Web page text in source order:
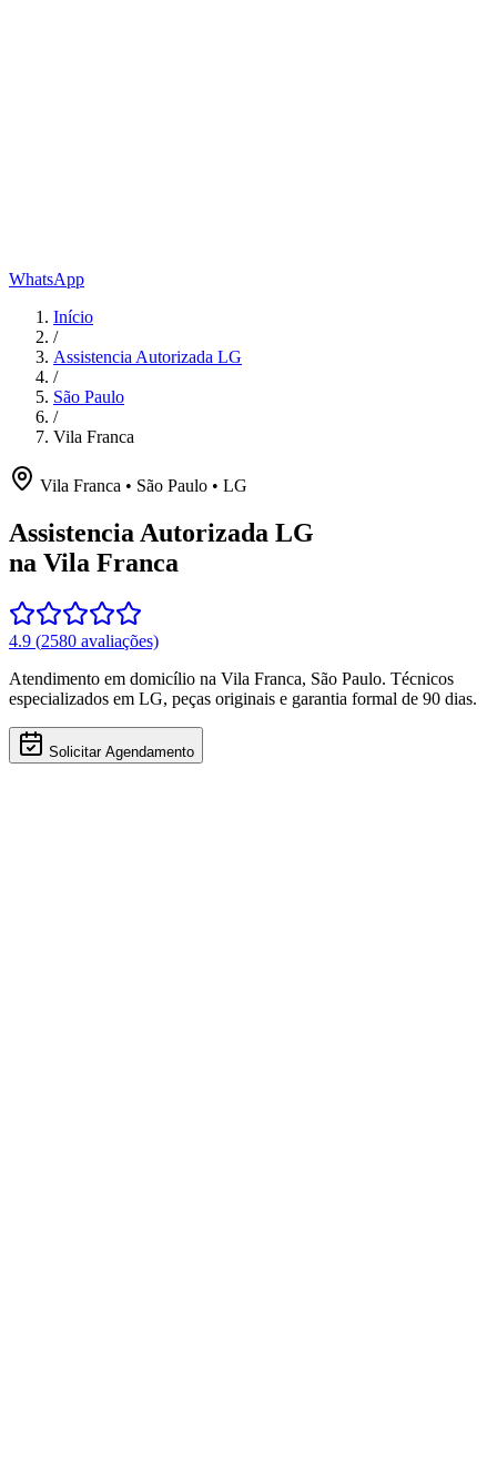
WhatsApp
Início
/
Assistencia Autorizada LG
/
São Paulo
/
Vila Franca
Vila Franca • São Paulo • LG
Assistencia Autorizada LG
na Vila Franca
4.9 (2580 avaliações)
Atendimento em domicílio na Vila Franca, São Paulo. Técnicos
especializados em LG, peças originais e garantia formal de 90 dias.
Solicitar Agendamento